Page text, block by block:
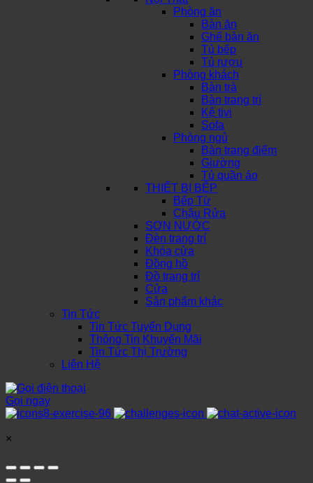
Phòng ăn
Bàn ăn
Ghế bàn ăn
Tủ bếp
Tủ rượu
Phòng khách
Bàn trà
Bàn trang trí
Kệ tivi
Sofa
Phòng ngủ
Bàn trang điểm
Giường
Tủ quần áo
THIẾT BỊ BẾP
Bếp Từ
Chậu Rửa
SƠN NƯỚC
Đèn trang trí
Khóa cửa
Đồng hồ
Đồ trang trí
Cửa
Sản phẩm khác
Tin Tức
Tin Tức Tuyển Dụng
Thông Tin Khuyến Mãi
Tin Tức Thị Trường
Liên Hệ
Gọi ngay
×